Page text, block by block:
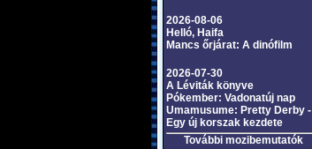
2026-08-06
Helló, Haifa
Mancs őrjárat: A dinófilm
2026-07-30
A Léviták könyve
Pókember: Vadonatúj nap
Umamusume: Pretty Derby -
Egy új korszak kezdete
További mozibemutatók